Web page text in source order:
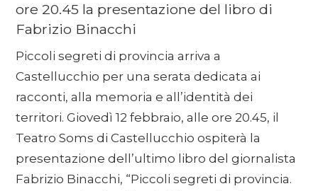
ore 20.45 la presentazione del libro di
Fabrizio Binacchi
Piccoli segreti di provincia arriva a
Castellucchio per una serata dedicata ai
racconti, alla memoria e all’identità dei
territori. Giovedì 12 febbraio, alle ore 20.45, il
Teatro Soms di Castellucchio ospiterà la
presentazione dell’ultimo libro del giornalista
Fabrizio Binacchi, “Piccoli segreti di provincia.